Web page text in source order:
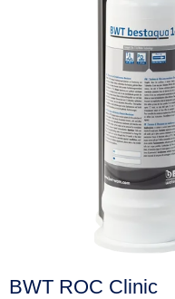
BWT ROC Clinic